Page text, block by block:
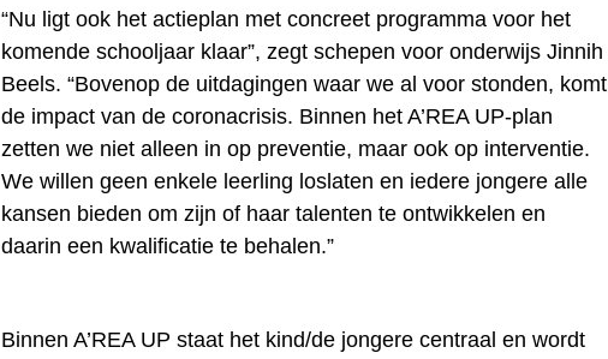
“Nu ligt ook het actieplan met concreet programma voor het
komende schooljaar klaar”, zegt schepen voor onderwijs Jinnih
Beels. “Bovenop de uitdagingen waar we al voor stonden, komt
de impact van de coronacrisis. Binnen het A’REA UP-plan
zetten we niet alleen in op preventie, maar ook op interventie.
We willen geen enkele leerling loslaten en iedere jongere alle
kansen bieden om zijn of haar talenten te ontwikkelen en
daarin een kwalificatie te behalen.”
Binnen A’REA UP staat het kind/de jongere centraal en wordt